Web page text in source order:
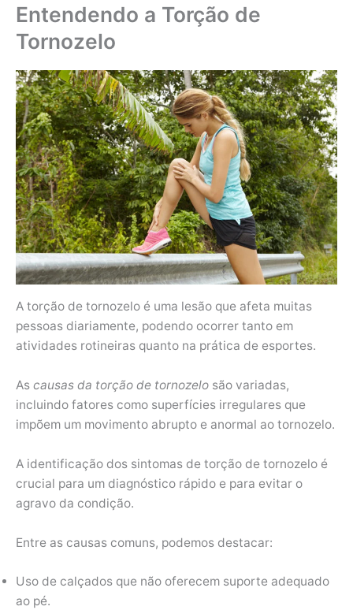
Entendendo a Torção de
Tornozelo
A torção de tornozelo é uma lesão que afeta muitas
pessoas diariamente, podendo ocorrer tanto em
atividades rotineiras quanto na prática de esportes.
As causas da torção de tornozelo são variadas,
incluindo fatores como superfícies irregulares que
impõem um movimento abrupto e anormal ao tornozelo.
A identificação dos sintomas de torção de tornozelo é
crucial para um diagnóstico rápido e para evitar o
agravo da condição.
Entre as causas comuns, podemos destacar:
Uso de calçados que não oferecem suporte adequado
ao pé.